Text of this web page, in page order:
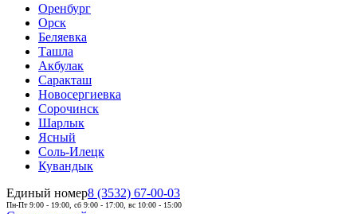
Оренбург
Орск
Беляевка
Ташла
Акбулак
Саракташ
Новосергиевка
Сорочинск
Шарлык
Ясный
Соль-Илецк
Кувандык
Единый номер8 (3532) 67-00-03
Пн-Пт 9:00 - 19:00, сб 9:00 - 17:00, вс 10:00 - 15:00